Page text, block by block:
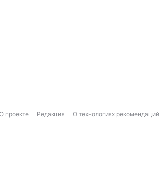
О проекте Редакция О технологиях рекомендаций